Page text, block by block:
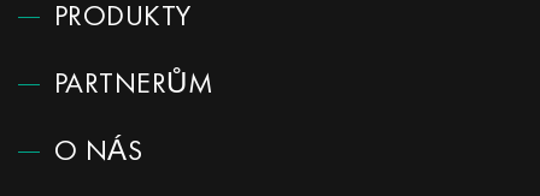
PRODUKTY
PARTNERŮM
O NÁS